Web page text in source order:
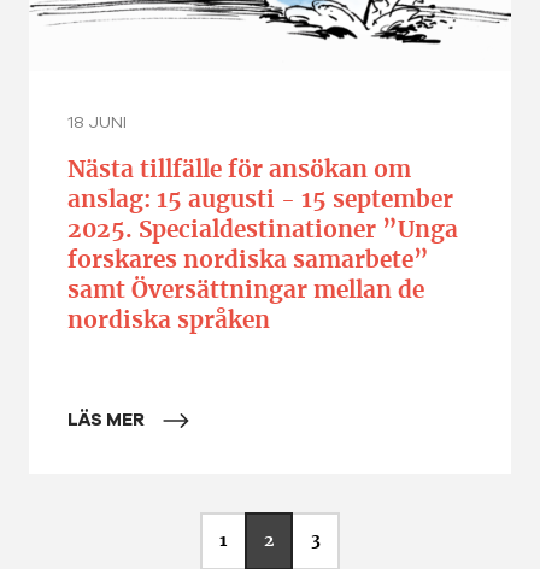
18 JUNI
Nästa tillfälle för ansökan om
anslag: 15 augusti - 15 september
2025. Specialdestinationer ”Unga
forskares nordiska samarbete”
samt Översättningar mellan de
nordiska språken
LÄS MER
Sida
1 Aktuell sida
2 Sida
3